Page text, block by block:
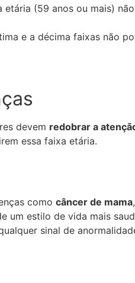
(59 anos ou mais)
e a décima faixas não
devem redobrar a
essa faixa etária.
como câncer de mama,
um estilo de vida mais
sinal de